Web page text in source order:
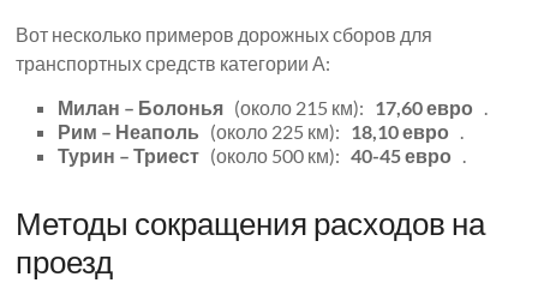
Вот несколько примеров дорожных сборов для
транспортных средств категории А:
Милан – Болонья (около 215 км): 17,60 евро .
Рим – Неаполь (около 225 км): 18,10 евро .
Турин – Триест (около 500 км):40-45 евро .
Методы сокращения расходов на
проезд